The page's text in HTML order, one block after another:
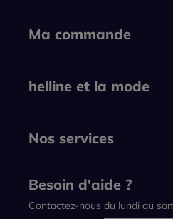
Ma commande
helline et la mode
Nos services
Besoin d'aide ?
Contactez-nous du lundi au